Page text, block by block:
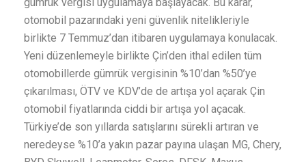
otomobil pazarındaki yeni güvenlik nitelikleriyle
birlikte 7 Temmuz’dan itibaren uygulamaya konulacak.
Yeni düzenlemeyle birlikte Çin’den ithal edilen tüm
otomobillerde gümrük vergisinin %10’dan %50’ye
çıkarılması, ÖTV ve KDV’de de artışa yol açarak Çin
otomobil fiyatlarında ciddi bir artışa yol açacak.
Türkiye’de son yıllarda satışlarını sürekli artıran ve
neredeyse %10’a yakın pazar payına ulaşan MG, Chery,